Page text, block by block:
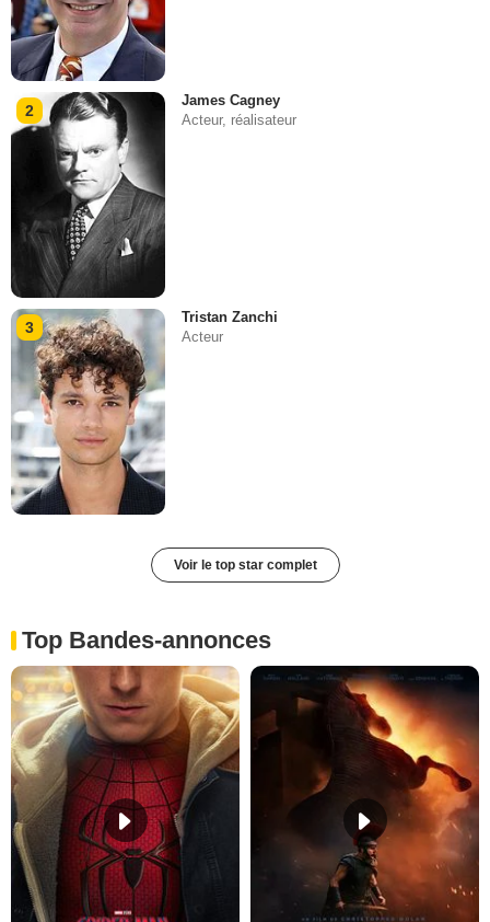
2
James Cagney
Acteur, réalisateur
3
Tristan Zanchi
Acteur
Voir le top star complet
Top Bandes-annonces